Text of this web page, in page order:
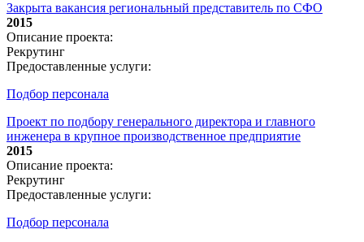
Закрыта вакансия региональный представитель по СФО
2015
Описание проекта:
Рекрутинг
Предоставленные услуги:
Подбор персонала
Проект по подбору генерального директора и главного
инженера в крупное производственное предприятие
2015
Описание проекта:
Рекрутинг
Предоставленные услуги:
Подбор персонала